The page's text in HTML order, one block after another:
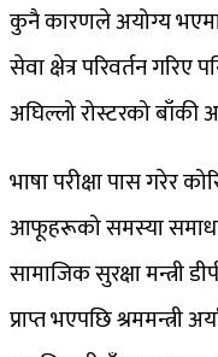
कुनै कारणले अयोग्य भएमा
सेवा क्षेत्र परिवर्तन
अघिल्लो रोस्टरको
भाषा परीक्षा पास गरेर
आफूहरूको समस्या
सामाजिक सुरक्षा मन्त्री
प्राप्त भएपछि श्रममन्त्री